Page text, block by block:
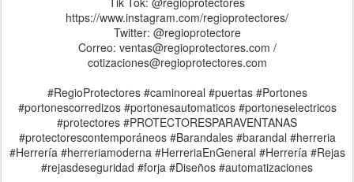
https://www.instagram.com/regioprotectores/
Twitter: @regioprotectore
Correo: ventas@regioprotectores.com /
cotizaciones@regioprotectores.com
#RegioProtectores #caminoreal #puertas #Portones
#portonescorredizos #portonesautomaticos #portoneselectricos
#protectores #PROTECTORESPARAVENTANAS
#protectorescontemporáneos #Barandales #barandal #herreria
#Herrería #herreriamoderna #HerreriaEnGeneral #Herrería #Rejas
#rejasdeseguridad #forja #Diseños #automatizaciones